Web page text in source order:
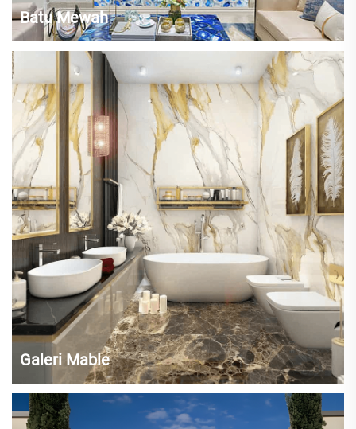
Batu Mewah
Excellent Blue Semi Precious Stone Slab dan lainnya telah
dikombinasikan dengan hati-hati untuk menciptakan batu permata
yang luar biasa indah. Kualitas tembus pandang dari beberapa batu
permata mewah memungkinkan cahaya melewati...
Galeri Mable
memberikan keindahan yang abadi. Tidak ada dua bagian yang persis